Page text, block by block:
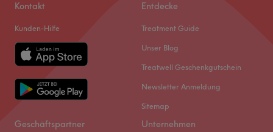
Kontakt
Kunden-Hilfe
Entdecke
Treatment Guide
Unser Blog
Treatwell Geschenkgutschein
Newsletter Anmeldung
Sitemap
Geschäftspartner Unternehmen